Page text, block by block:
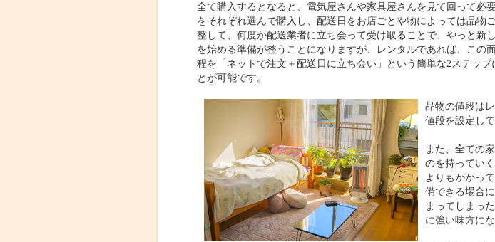
全て購入するとなると、電気屋さんや家具屋さんを見て回って必
をそれぞれ選んで購入し、配送日をお店ごとや物によっては品物
整して、何度か配送業者に立ち会って受け取ることで、やっと新
を始める準備が整うことになりますが、レンタルであれば、この
程を「ネットで注文＋配送日に立ち会い」という簡単な2ステップ
とが可能です。
品物の値段は
値段を設定し
また、全ての
のを持ってい
よりもかかっ
備できる場合
まってしまっ
に強い味方に